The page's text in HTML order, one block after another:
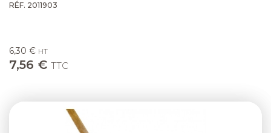
RÉF. 2011903
6,30 € HT
7,56 € TTC